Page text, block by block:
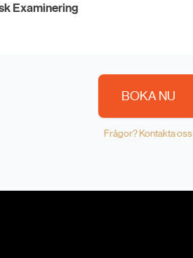
Examinering
BOKA NU
Frågor? Kontakta oss